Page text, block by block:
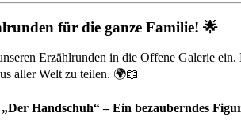
für die ganze Familie! 🌟
Erzählrunden in die Offene Galerie
aller Welt zu teilen. 🌍📖
Handschuh“ – Ein bezauberndes